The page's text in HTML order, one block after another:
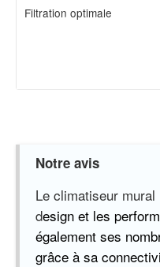
Filtration optimale
Notre avis
Le climatiseur
design et les
également ses
grâce à sa